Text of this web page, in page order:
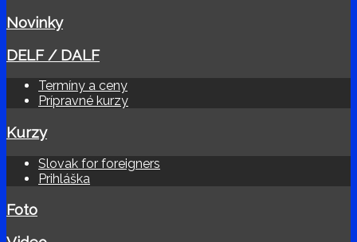
Novinky
DELF / DALF
Termíny a ceny
Prípravné kurzy
Kurzy
Slovak for foreigners
Prihláška
Foto